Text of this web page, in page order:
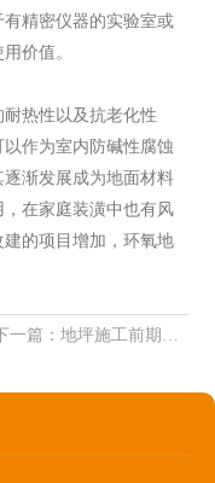
精密仪器的实验室或
价值。
热性以及抗老化性
作为室内防碱性腐蚀
渐发展成为地面材料
在家庭装潢中也有风
的项目增加，环氧地
一篇：地坪施工前期的基面处理